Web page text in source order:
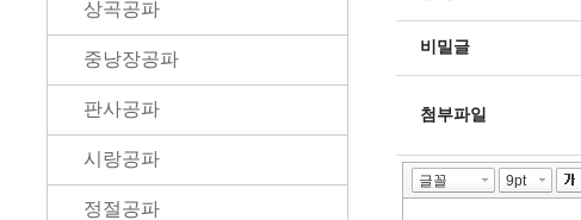
상곡공파
중낭장공파
판사공파
시랑공파
정절공파
비밀글
첨부파일